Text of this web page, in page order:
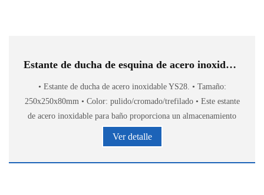
Estante de ducha de esquina de acero inoxidable YS28
• Estante de ducha de acero inoxidable YS28. • Tamaño:
250x250x80mm • Color: pulido/cromado/trefilado • Este estante
de acero inoxidable para baño proporciona un almacenamiento
Ver detalle